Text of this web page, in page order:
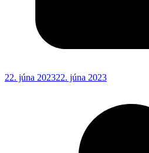
22. júna 202322. júna 2023